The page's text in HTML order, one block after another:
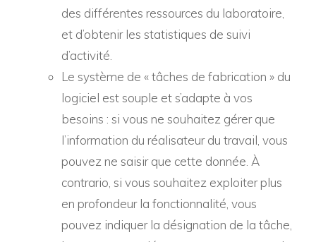
des différentes ressources du laboratoire,
et d’obtenir les statistiques de suivi
d’activité.
Le système de « tâches de fabrication » du
logiciel est souple et s’adapte à vos
besoins : si vous ne souhaitez gérer que
l’information du réalisateur du travail, vous
pouvez ne saisir que cette donnée. À
contrario, si vous souhaitez exploiter plus
en profondeur la fonctionnalité, vous
pouvez indiquer la désignation de la tâche,